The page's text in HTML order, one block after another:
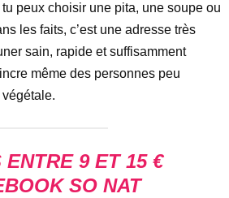
peux choisir une pita, une soupe ou
les faits, c’est une adresse très
sain, rapide et suffisamment
même des personnes peu
ENTRE 9 ET 15 €
SO NAT